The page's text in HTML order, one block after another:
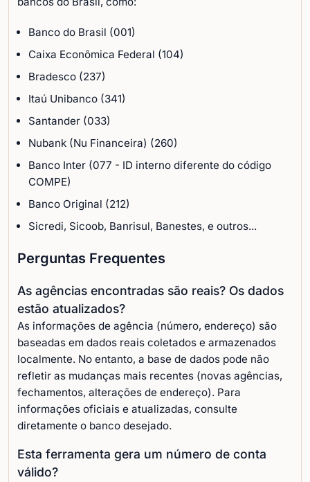
Banco do Brasil (001)
Caixa Econômica Federal (104)
Bradesco (237)
Itaú Unibanco (341)
Santander (033)
Nubank (Nu Financeira) (260)
Banco Inter (077 - ID interno diferente do código
COMPE)
Banco Original (212)
Sicredi, Sicoob, Banrisul, Banestes, e outros...
Perguntas Frequentes
As agências encontradas são reais? Os dados
estão atualizados?
As informações de agência (número, endereço) são
baseadas em dados reais coletados e armazenados
localmente. No entanto, a base de dados pode não
refletir as mudanças mais recentes (novas agências,
fechamentos, alterações de endereço). Para
informações oficiais e atualizadas, consulte
diretamente o banco desejado.
Esta ferramenta gera um número de conta
válido?